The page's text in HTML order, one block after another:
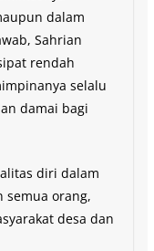
dalam
Sahrian
rendah
selalu
damai bagi
diri dalam
semua orang,
desa dan